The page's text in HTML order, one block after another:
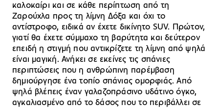
καλοκαίρι και σε κάθε περίπτωση από τη
Ζαρούχλα προς τη λίμνη Δόξα και όχι το
αντίστροφο, ειδικά αν έχετε δικίνητο SUV. Πρώτον,
γιατί θα έχετε σύμμαχο τη βαρύτητα και δεύτερον
επειδή η στιγμή που αντικρίζετε τη λίμνη από ψηλά
είναι μαγική. Ανήκει σε εκείνες τις σπάνιες
περιπτώσεις που η ανθρώπινη παρέμβαση
δημιούργησε ένα τοπίο σπάνιας ομορφιάς. Από
ψηλά βλέπεις έναν γαλαζοπράσινο υδάτινο όγκο,
αγκαλιασμένο από το δάσος που το περιβάλλει σε